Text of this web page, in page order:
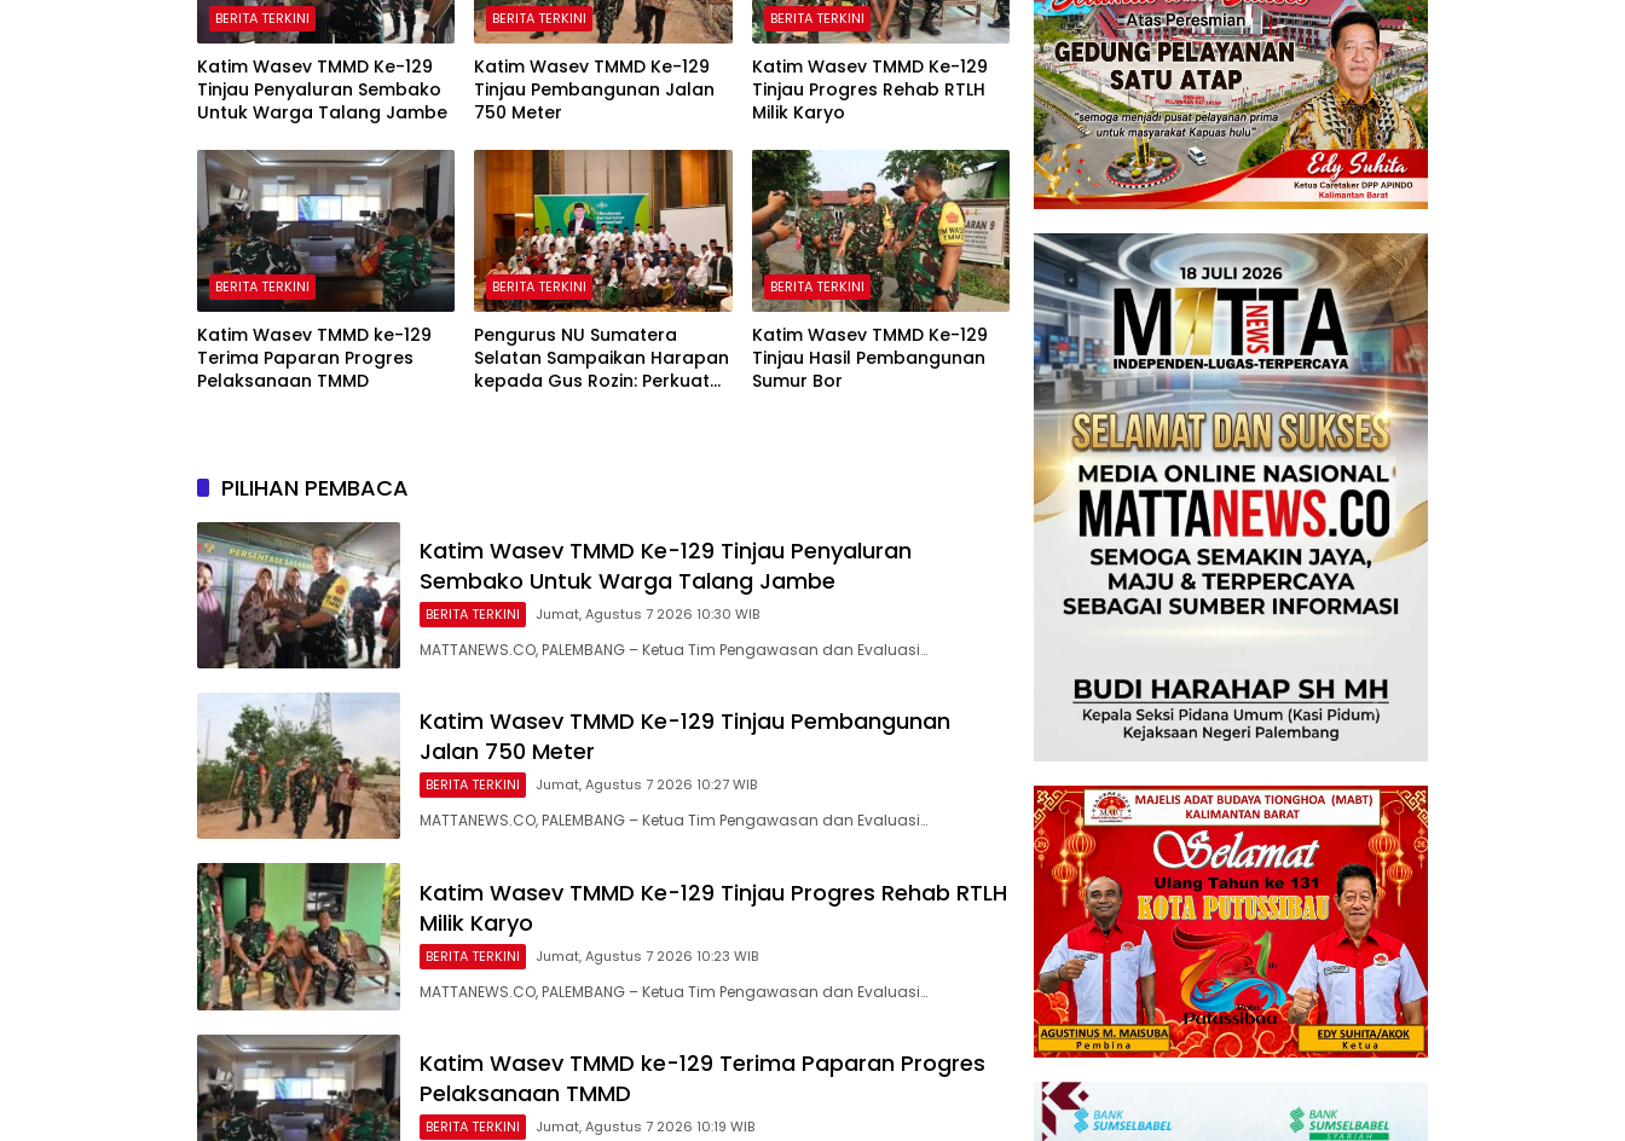
BERITA TERKINI
Katim Wasev TMMD Ke-129
Tinjau Penyaluran Sembako
Untuk Warga Talang Jambe
BERITA TERKINI
Katim Wasev TMMD Ke-129
Tinjau Pembangunan Jalan
750 Meter
BERITA TERKINI
Katim Wasev TMMD Ke-129
Tinjau Progres Rehab RTLH
Milik Karyo
BERITA TERKINI
Katim Wasev TMMD ke-129
Terima Paparan Progres
Pelaksanaan TMMD
BERITA TERKINI
Pengurus NU Sumatera
Selatan Sampaikan Harapan
kepada Gus Rozin: Perkuat
BERITA TERKINI
Katim Wasev TMMD Ke-129
Tinjau Hasil Pembangunan
Sumur Bor
PILIHAN PEMBACA
Katim Wasev TMMD Ke-129 Tinjau Penyaluran
Sembako Untuk Warga Talang Jambe
BERITA TERKINI Jumat, Agustus 7 2026 10:30 WIB
MATTANEWS.CO, PALEMBANG – Ketua Tim Pengawasan dan Evaluasi…
Katim Wasev TMMD Ke-129 Tinjau Pembangunan
Jalan 750 Meter
BERITA TERKINI Jumat, Agustus 7 2026 10:27 WIB
MATTANEWS.CO, PALEMBANG – Ketua Tim Pengawasan dan Evaluasi…
Katim Wasev TMMD Ke-129 Tinjau Progres Rehab RTLH
Milik Karyo
BERITA TERKINI Jumat, Agustus 7 2026 10:23 WIB
MATTANEWS.CO, PALEMBANG – Ketua Tim Pengawasan dan Evaluasi…
Katim Wasev TMMD ke-129 Terima Paparan Progres
Pelaksanaan TMMD
BERITA TERKINI Jumat, Agustus 7 2026 10:19 WIB